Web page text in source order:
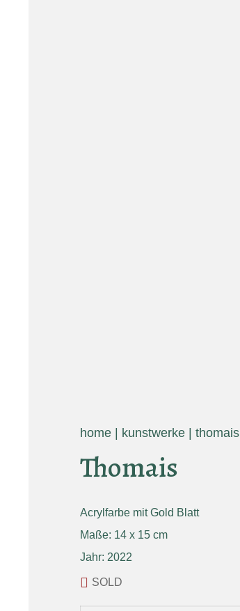
home| kunstwerke| thomais
Thomais
Acrylfarbe mit Gold Blatt
Maße: 14 x 15 cm
Jahr: 2022
SOLD